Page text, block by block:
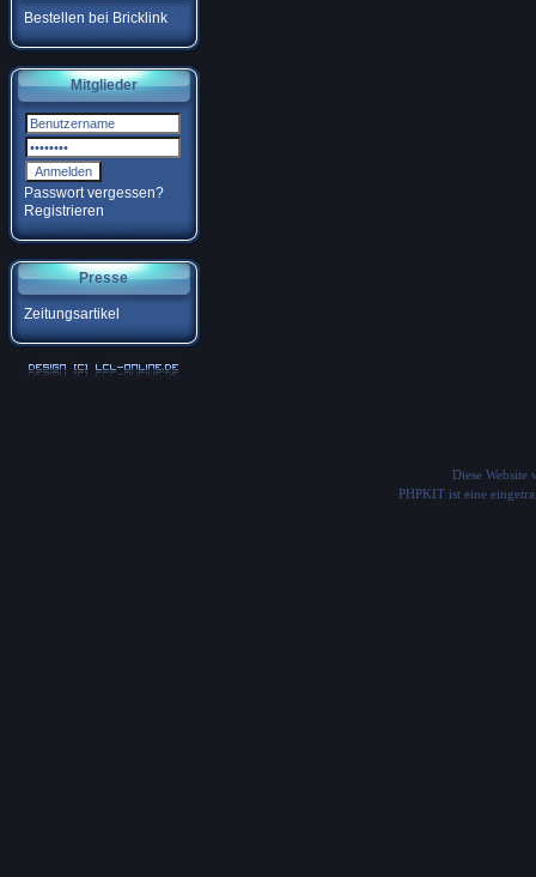
Bestellen bei Bricklink
Mitglieder
Passwort vergessen?
Registrieren
Presse
Zeitungsartikel
Diese Website
PHPKIT ist eine